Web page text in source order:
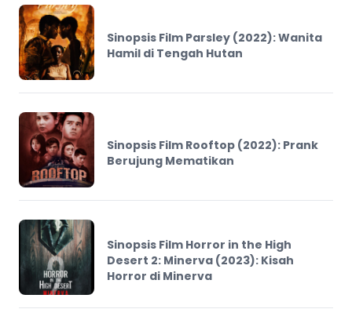
Sinopsis Film Parsley (2022): Wanita
Hamil di Tengah Hutan
Sinopsis Film Rooftop (2022): Prank
Berujung Mematikan
Sinopsis Film Horror in the High
Desert 2: Minerva (2023): Kisah
Horror di Minerva